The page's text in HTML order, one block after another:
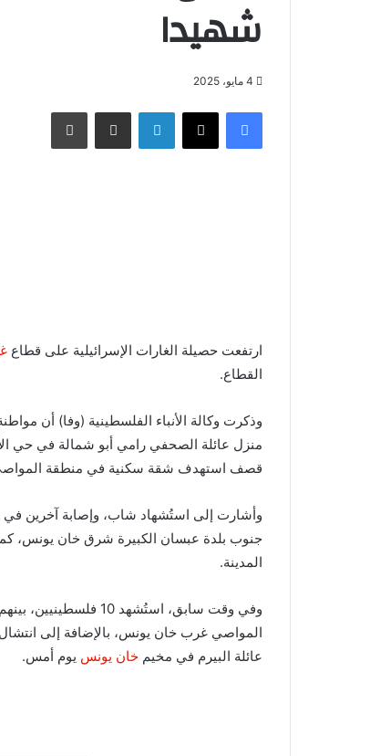
شهيدا
4 مايو، 2025
فيسبوك X لينكدإن مشاركة عبر البريد طباعة
ارتفعت حصيلة الغارات الإسرائيلية على قطاع
القطاع.
وذكرت وكالة الأنباء الفلسطينية (وفا) أن
قصف استهدف شقة سكنية في منطقة
وأشارت إلى استُشهاد شاب، وإصابة آخرين
جنوب بلدة عبسان الكبيرة شرق خان يونس،
المدينة.
وفي وقت سابق،
المواصي غرب خان يونس، بالإضافة إلى
عائلة البيرم في مخيم خان يونس يوم أمس.